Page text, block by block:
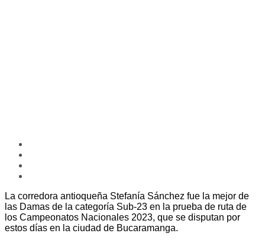
La corredora antioqueña Stefanía Sánchez fue la mejor de
las Damas de la categoría Sub-23 en la prueba de ruta de
los Campeonatos Nacionales 2023, que se disputan por
estos días en la ciudad de Bucaramanga.